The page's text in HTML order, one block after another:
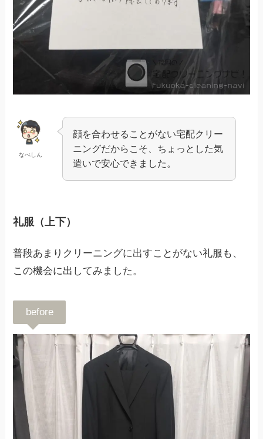
なべしん
顔を合わせることがない宅配クリー
ニングだからこそ、ちょっとした気
遣いで安心できました。
礼服（上下）
普段あまりクリーニングに出すことがない礼服も、
この機会に出してみました。
before